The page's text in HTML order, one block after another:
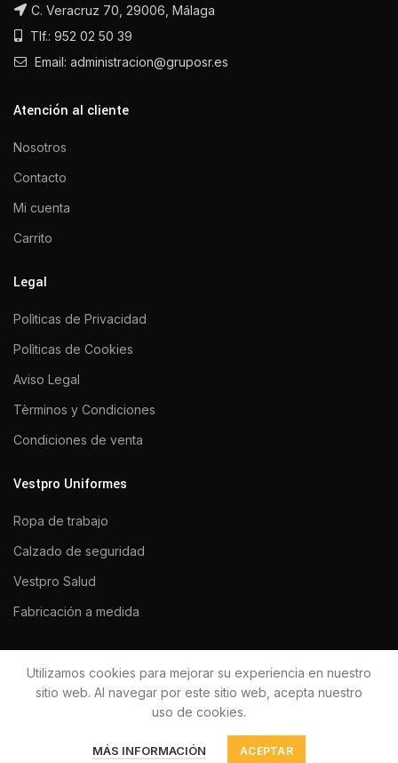
C. Veracruz 70, 29006, Málaga
Tlf.: 952 02 50 39
Email: administracion@gruposr.es
Atención al cliente
Nosotros
Contacto
Mi cuenta
Carrito
Legal
Polìticas de Privacidad
Polìticas de Cookies
Aviso Legal
Tèrminos y Condiciones
Condiciones de venta
Vestpro Uniformes
Ropa de trabajo
Calzado de seguridad
Vestpro Salud
Fabricación a medida
VESTPRO UNIFORMES 2020Todos los derechos reservados.
Diseñado porOkawa Studio
Utilizamos cookies para mejorar su experiencia en nuestro
sitio web. Al navegar por este sitio web, acepta nuestro
uso de cookies.
MÁS INFORMACIÓN ACEPTAR